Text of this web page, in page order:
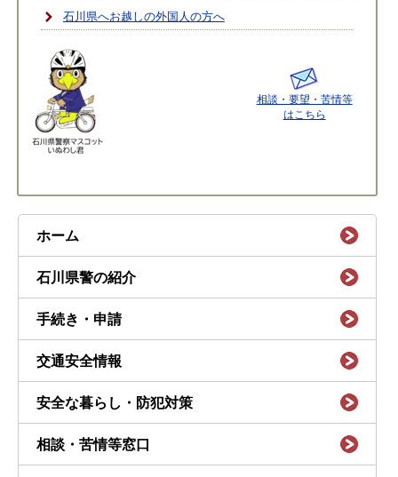
石川県へお越しの外国人の方へ
相談・要望・苦情等
はこちら
ホーム
石川県警の紹介
手続き・申請
交通安全情報
安全な暮らし・防犯対策
相談・苦情等窓口